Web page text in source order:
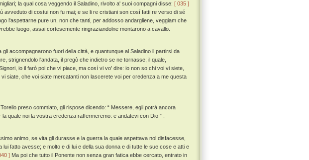
la qual cosa veggendo il Saladino, rivolto a' suoi compagni disse: [ 035 ]
avveduto di costui non fu mai; e se li re cristiani son cosí fatti re verso di sé
l'aspettarne pure un, non che tanti, per addosso andargliene, veggiam che
luogo, assai cortesemente ringraziandolne montarono a cavallo.
accompagnarono fuori della città, e quantunque al Saladino il partirsi da
strignendolo l'andata, il pregò che indietro se ne tornasse; il quale,
io il farò poi che vi piace, ma cosí vi vo' dire: io non so chi voi vi siete,
siate, che voi siate mercatanti non lascerete voi per credenza a me questa
preso commiato, gli rispose dicendo: “ Messere, egli potrà ancora
quale noi la vostra credenza raffermeremo: e andatevi con Dio ” .
animo, se vita gli durasse e la guerra la quale aspettava nol disfacesse,
fatto avesse; e molto e di lui e della sua donna e di tutte le sue cose e atti e
] Ma poi che tutto il Ponente non senza gran fatica ebbe cercato, entrato in